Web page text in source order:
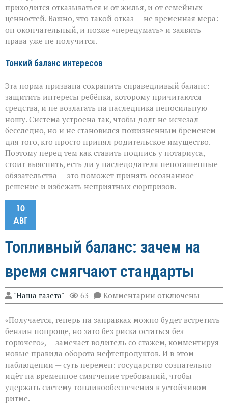
приходится отказываться и от жилья, и от семейных
ценностей. Важно, что такой отказ — не временная мера:
он окончательный, и позже «передумать» и заявить
права уже не получится.
Тонкий баланс интересов
Эта норма призвана сохранить справедливый баланс:
защитить интересы ребёнка, которому причитаются
средства, и не возлагать на наследника непосильную
ношу. Система устроена так, чтобы долг не исчезал
бесследно, но и не становился пожизненным бременем
для того, кто просто принял родительское имущество.
Поэтому перед тем как ставить подпись у нотариуса,
стоит выяснить, есть ли у наследодателя непогашенные
обязательства — это поможет принять осознанное
решение и избежать неприятных сюрпризов.
10
АВГ
Топливный баланс: зачем на
время смягчают стандарты
"Наша газета" 63 Комментарии к
записи
баланс:
зачем
время
смягчают
стандарты
отключены
«Получается, теперь на заправках можно будет встретить
бензин попроще, но зато без риска остаться без
горючего», — замечает водитель со стажем, комментируя
новые правила оборота нефтепродуктов. И в этом
наблюдении — суть перемен: государство сознательно
идёт на временное смягчение требований, чтобы
удержать систему топливообеспечения в устойчивом
ритме.